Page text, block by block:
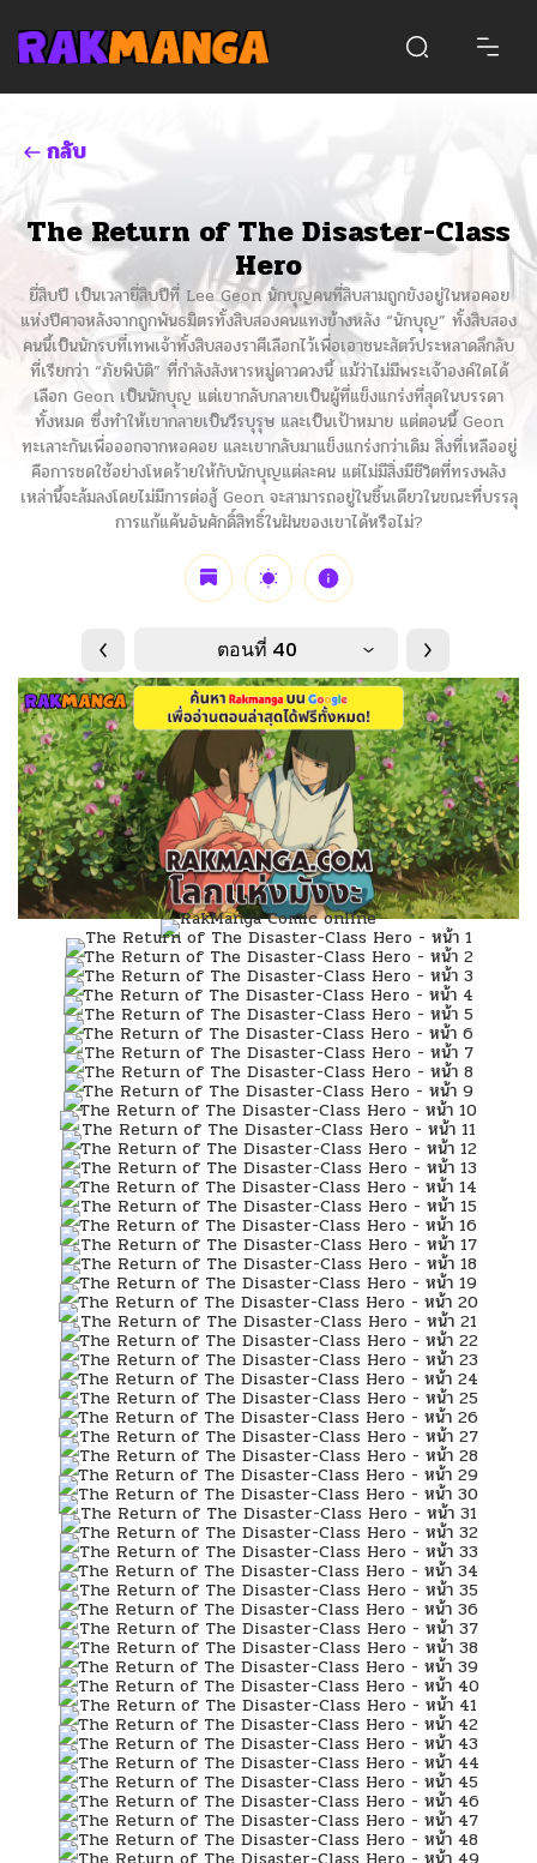
กลับ
The Return of The Disaster-Class
Hero
ยี่สิบปี เป็นเวลายี่สิบปีที่ Lee Geon นักบุญคนที่สิบสามถูกขังอยู่ในหอคอย
แห่งปีศาจหลังจากถูกพันธมิตรทั้งสิบสองคนแทงข้างหลัง “นักบุญ” ทั้งสิบสอง
คนนี้เป็นนักรบที่เทพเจ้าทั้งสิบสองราศีเลือกไว้เพื่อเอาชนะสัตว์ประหลาดลึกลับ
ที่เรียกว่า “ภัยพิบัติ” ที่กำลังสังหารหมู่ดาวดวงนี้ แม้ว่าไม่มีพระเจ้าองค์ใดได้
เลือก Geon เป็นนักบุญ แต่เขากลับกลายเป็นผู้ที่แข็งแกร่งที่สุดในบรรดา
ทั้งหมด ซึ่งทำให้เขากลายเป็นวีรบุรุษ และเป็นเป้าหมาย แต่ตอนนี้ Geon
ทะเลาะกันเพื่อออกจากหอคอย และเขากลับมาแข็งแกร่งกว่าเดิม สิ่งที่เหลืออยู่
คือการชดใช้อย่างโหดร้ายให้กับนักบุญแต่ละคน แต่ไม่มีสิ่งมีชีวิตที่ทรงพลัง
เหล่านี้จะล้มลงโดยไม่มีการต่อสู้ Geon จะสามารถอยู่ในชิ้นเดียวในขณะที่บรรลุ
การแก้แค้นอันศักดิ์สิทธิ์ในฝันของเขาได้หรือไม่?
ตอนที่ 40